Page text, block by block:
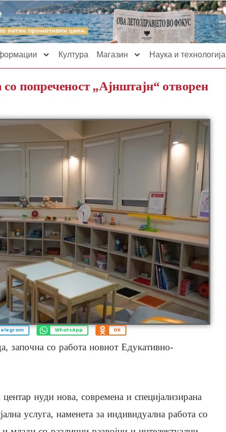
Култура Магазин Наука и технологија
со попреченост „Ајнштајн“ отворен
WhatsApp OK
започна со работа новиот Едукативно-
центар нуди нова, современа и специјализирана
услуга, наменета за индивидуална работа со